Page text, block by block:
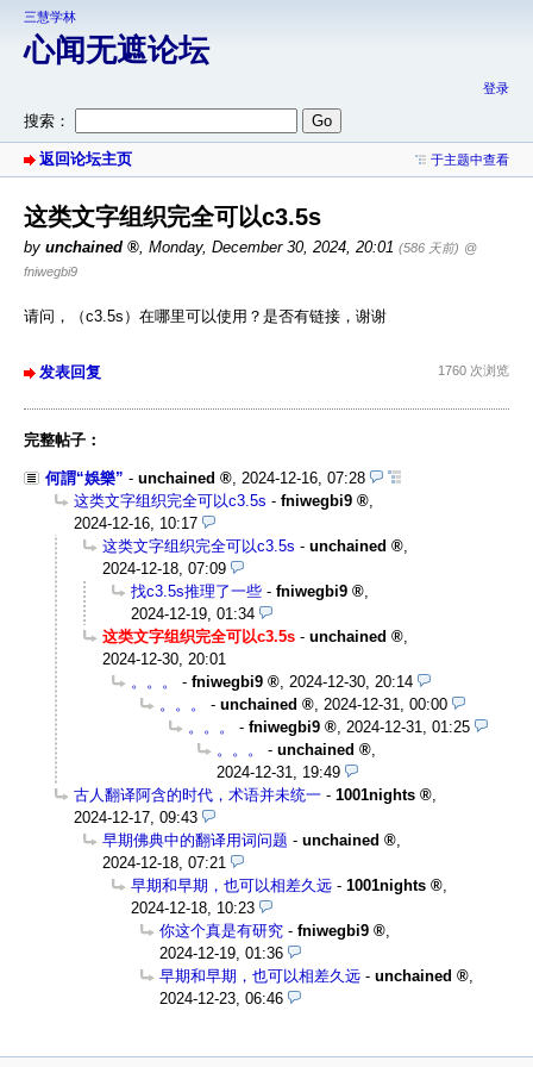
三慧学林
心闻无遮论坛
登录
搜索：
返回论坛主页 于主题中查看
这类文字组织完全可以c3.5s
by unchained , Monday, December 30, 2024, 20:01 (586 天前) @
fniwegbi9
请问，（c3.5s）在哪里可以使用？是否有链接，谢谢
发表回复 1760 次浏览
完整帖子：
何謂“娛樂” - unchained
2024-12-16, 07:28
这类文字组织完全可以c3.5s - fniwegbi9
2024-12-16, 10:17
这类文字组织完全可以c3.5s - unchained
2024-12-18, 07:09
找c3.5s推理了一些 - fniwegbi9
2024-12-19, 01:34
这类文字组织完全可以c3.5s - unchained
2024-12-30, 20:01
。。。
- fniwegbi9
2024-12-30, 20:14
。。。
- unchained
2024-12-31, 00:00
。。。
- fniwegbi9
2024-12-31, 01:25
。。。
- unchained
2024-12-31, 19:49
古人翻译阿含的时代，术语并未统一 - 1001nights
2024-12-17, 09:43
早期佛典中的翻译用词问题 - unchained
2024-12-18, 07:21
早期和早期，也可以相差久远 - 1001nights
2024-12-18, 10:23
你这个真是有研究 - fniwegbi9
2024-12-19, 01:36
早期和早期，也可以相差久远 - unchained
2024-12-23, 06:46